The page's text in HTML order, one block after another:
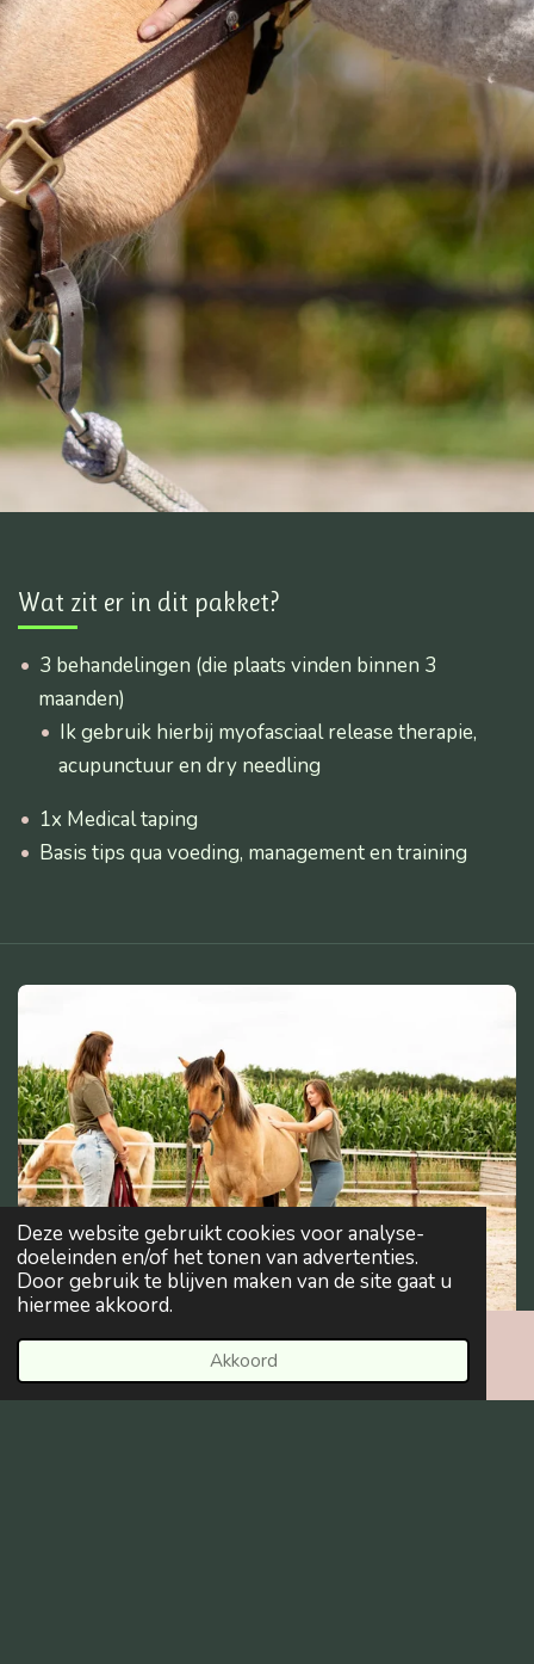
Deze website gebruikt cookies voor analyse-
doeleinden en/of het tonen van advertenties.
Door gebruik te blijven maken van de site gaat u
hiermee akkoord.
Akkoord
Wat zit er in dit pakket?
3 behandelingen (die plaats vinden binnen 3
maanden)
Ik gebruik hierbij myofasciaal release therapie,
acupunctuur en dry needling
1x Medical taping
Basis tips qua voeding, management en training
Instagram